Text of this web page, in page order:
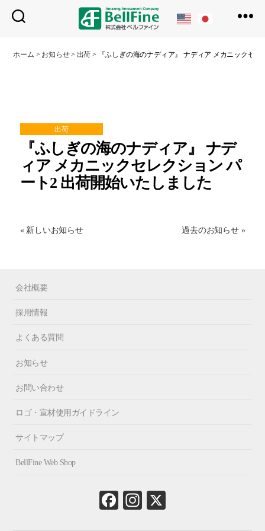
フ
ホーム > お知らせ> 出荷 > 『ふしぎの海のナディア』 ナディア メカニックセ
出荷
『ふしぎの海のナディア』 ナデ
ィア メカニックセレクション パ
ート2 出荷開始いたしました
« 新しいお知らせ 過去のお知らせ »
会社概要
採用情報
よくある質問
お知らせ
お問い合わせ
ロゴ・宣材使用ガイドライン
サイトマップ
BellFine Web Shop
Fa
ce
In
st